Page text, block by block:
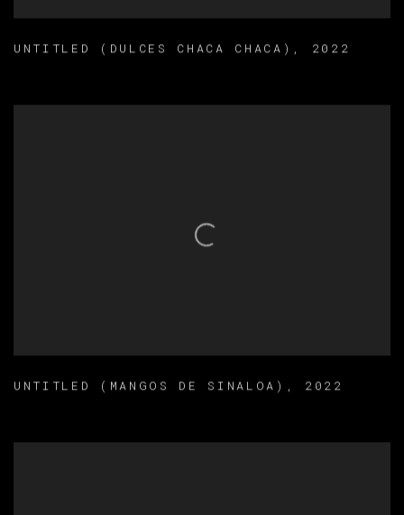
UNTITLED (DULCES CHACA CHACA) , 2022
UNTITLED (MANGOS DE SINALOA) , 2022